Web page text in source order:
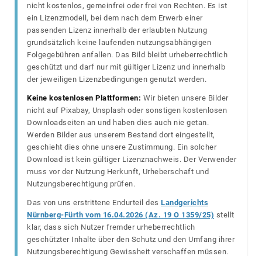
nicht kostenlos, gemeinfrei oder frei von Rechten. Es ist
ein Lizenzmodell, bei dem nach dem Erwerb einer
passenden Lizenz innerhalb der erlaubten Nutzung
grundsätzlich keine laufenden nutzungsabhängigen
Folgegebühren anfallen. Das Bild bleibt urheberrechtlich
geschützt und darf nur mit gültiger Lizenz und innerhalb
der jeweiligen Lizenzbedingungen genutzt werden.
Keine kostenlosen Plattformen: Wir bieten unsere Bilder
nicht auf Pixabay, Unsplash oder sonstigen kostenlosen
Downloadseiten an und haben dies auch nie getan.
Werden Bilder aus unserem Bestand dort eingestellt,
geschieht dies ohne unsere Zustimmung. Ein solcher
Download ist kein gültiger Lizenznachweis. Der Verwender
muss vor der Nutzung Herkunft, Urheberschaft und
Nutzungsberechtigung prüfen.
Das von uns erstrittene Endurteil des Landgerichts
Nürnberg-Fürth vom 16.04.2026 (Az. 19 O 1359/25) stellt
klar, dass sich Nutzer fremder urheberrechtlich
geschützter Inhalte über den Schutz und den Umfang ihrer
Nutzungsberechtigung Gewissheit verschaffen müssen.